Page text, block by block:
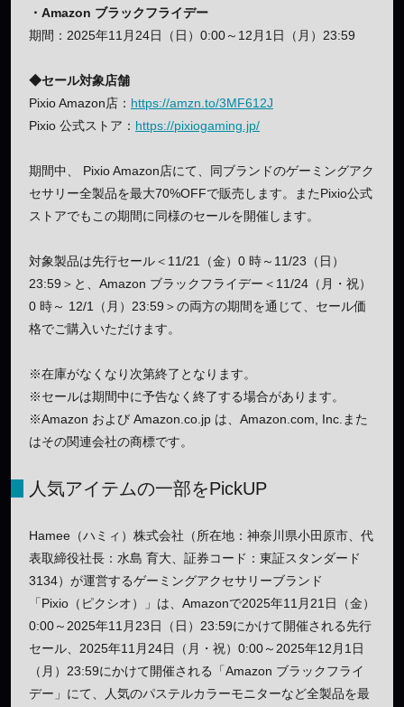
・Amazon ブラックフライデー
期間：2025年11月24日（日）0:00～12月1日（月）23:59
◆セール対象店舗
Pixio Amazon店： https://amzn.to/3MF612J
Pixio 公式ストア： https://pixiogaming.jp/
期間中、 Pixio Amazon店にて、同ブランドのゲーミングアク
セサリー全製品を最大70%OFFで販売します。またPixio公式
ストアでもこの期間に同様のセールを開催します。
対象製品は先行セール＜11/21（金）0 時～11/23（日）
23:59＞と、Amazon ブラックフライデー＜11/24（月・祝）
0 時～ 12/1（月）23:59＞の両方の期間を通じて、セール価
格でご購入いただけます。
※在庫がなくなり次第終了となります。
※セールは期間中に予告なく終了する場合があります。
※Amazon および Amazon.co.jp は、Amazon.com, Inc.また
はその関連会社の商標です。
人気アイテムの一部をPickUP
Hamee（ハミィ）株式会社（所在地：神奈川県小田原市、代
表取締役社長：水島 育大、証券コード：東証スタンダード
3134）が運営するゲーミングアクセサリーブランド
「Pixio（ピクシオ）」は、Amazonで2025年11月21日（金）
0:00～2025年11月23日（日）23:59にかけて開催される先行
セール、2025年11月24日（月・祝）0:00～2025年12月1日
（月）23:59にかけて開催される「Amazon ブラックフライ
デー」にて、人気のパステルカラーモニターなど全製品を最